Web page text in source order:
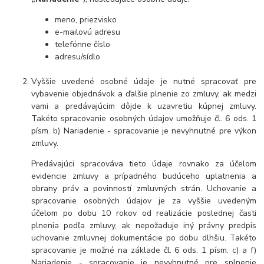
meno, priezvisko
e-mailovú adresu
telefónne číslo
adresu/sídlo
Vyššie uvedené osobné údaje je nutné spracovať pre
vybavenie objednávok a ďalšie plnenie zo zmluvy, ak medzi
vami a predávajúcim dôjde k uzavretiu kúpnej zmluvy.
Takéto spracovanie osobných údajov umožňuje čl. 6 ods. 1
písm. b) Nariadenie - spracovanie je nevyhnutné pre výkon
zmluvy.
Predávajúci spracováva tieto údaje rovnako za účelom
evidencie zmluvy a prípadného budúceho uplatnenia a
obrany práv a povinností zmluvných strán. Uchovanie a
spracovanie osobných údajov je za vyššie uvedeným
účelom po dobu 10 rokov od realizácie poslednej časti
plnenia podľa zmluvy, ak nepožaduje iný právny predpis
uchovanie zmluvnej dokumentácie po dobu dlhšiu. Takéto
spracovanie je možné na základe čl. 6 ods. 1 písm. c) a f)